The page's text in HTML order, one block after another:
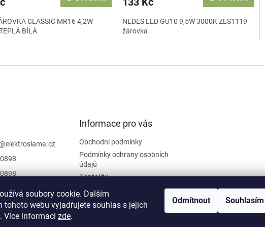
soubory cookie. Dalším
tohoto webu vyjadřujete souhlas s jejich
Více informací zde.
Odmítnout Souhlasím
CLASSIC MR16 4,2W
BÍLÁ
NEDES LED GU10 9,5W 3000K ZLS1119
žárovka
v
y
ý
p
elektroslama.cz
na
Informace pro vás
Obchodní podmínky
Podmínky ochrany osobních
údajů
Kontakty